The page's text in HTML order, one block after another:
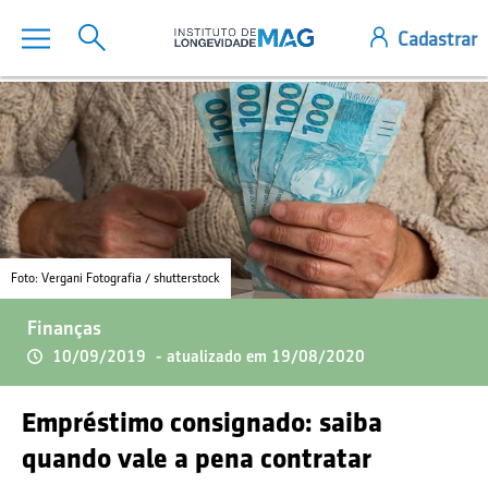
Foto: Vergani Fotografia / shutterstock
Finanças
10/09/2019 - atualizado em 19/08/2020
Empréstimo consignado: saiba
quando vale a pena contratar